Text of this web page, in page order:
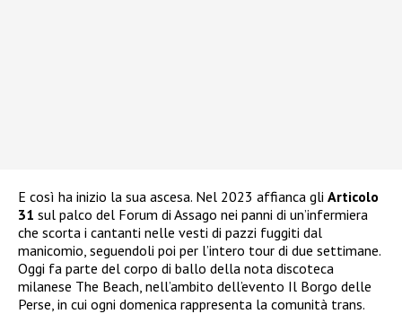
E così ha inizio la sua ascesa. Nel 2023 affianca gli Articolo
31 sul palco del Forum di Assago nei panni di un’infermiera
che scorta i cantanti nelle vesti di pazzi fuggiti dal
manicomio, seguendoli poi per l’intero tour di due settimane.
Oggi fa parte del corpo di ballo della nota discoteca
milanese The Beach, nell’ambito dell’evento Il Borgo delle
Perse, in cui ogni domenica rappresenta la comunità trans.